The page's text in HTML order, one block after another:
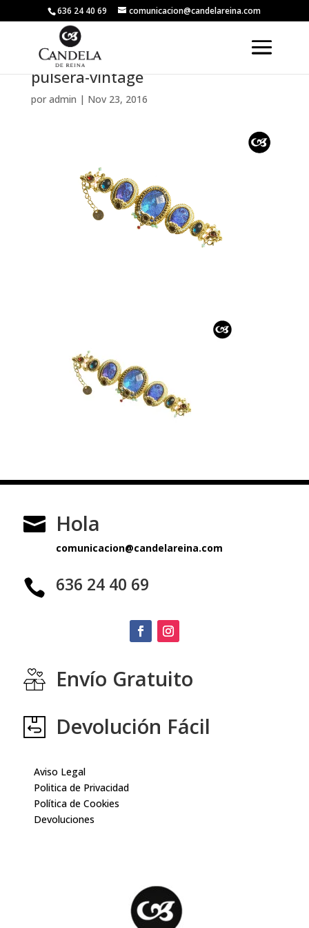
636 24 40 69 comunicacion@candelareina.com
pulsera-vintage
por admin | Nov 23, 2016
 Hola
comunicacion@candelareina.com
 636 24 40 69
Envío Gratuito
Devolución Fácil
Aviso Legal
Politica de Privacidad
Política de Cookies
Devoluciones